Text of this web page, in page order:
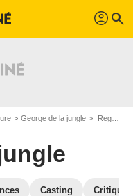
profil search
George de la jungle Regarder George de la jungle en SVOD
Casting